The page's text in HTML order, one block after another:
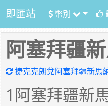
即匯站 幣別
阿塞拜疆
捷克克朗兌阿塞拜疆新馬
1阿塞拜疆新